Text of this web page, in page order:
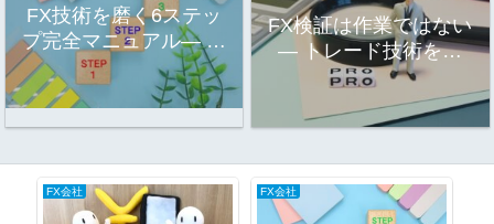
FX技術を磨く6ステッ
プ完全マニュアル― 落
とし込みを“実行可能”に
する工程設計 ―
FX検証は作業ではない
― トレード技術を磨
く“職人の鍛錬”―
FX会社 FX会社